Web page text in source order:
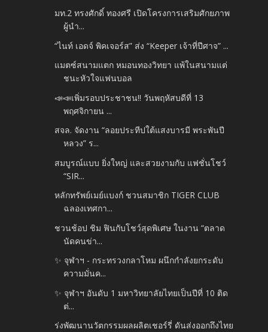
มท.2 ทรงศักดิ์ ทองศรี เปิดโครงการเสริมศักยภาพ
ผู้นำ...
“ไนท์ เอดจ์ พิคเจอร์ส” ส่ง “Keeper เจ้าที่ปีศาจ” ...
แมตซ์สนามแตก หมอนทองวิทยา แพ้ในสนามแต่
ชนะหัวใจแฟนบอล
📣📣เพิ่มรอบประชาชน!! วันพฤหัสบดีที่ 13
พฤศจิกายน ...
สจล. จัดงาน “ลอยประทีปใต้แสงบารมี พระพันปี
หลวง” ร...
สมบูรณ์แบบ ยิ่งใหญ่ และสวยงามกับ แฟชั่นโชว์
“SIR...
หลักทรัพย์เมย์แบงก์ ชวนสมาชิก TIGER CLUB
ฉลองเทศกา...
ชวนช้อป ชิม ฟินกับโชว์สุดพิเศษ ในงาน “ตลาด
นัดคนข่า...
✨️ จุฬาฯ - กระทรวงกลาโหม ผนึกกำลังยกระดับ
ความมั่นค...
✨️ จุฬาฯ อันดับ 1 มหาวิทยาลัยไทยเป็นปีที่ 10 ติด
ต่...
ร่งพัฒนานวัตกรรมผลผลิตเชอร์รี่ ดันส่งออกถึงไทย